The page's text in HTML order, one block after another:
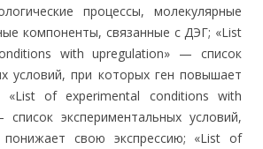
процессы, молекулярные
компоненты, связанные с ДЭГ; «List
with upregulation» — список
условий, при которых ген повышает
«List of experimental conditions with
экспериментальных условий,
свою экспрессию; «List of